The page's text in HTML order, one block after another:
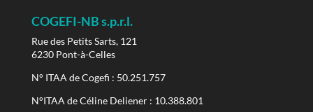
COGEFI-NB s.p.r.l.
Rue des Petits Sarts, 121
6230 Pont-à-Celles
N° ITAA de Cogefi : 50.251.757
N°ITAA de Céline Deliener : 10.388.801